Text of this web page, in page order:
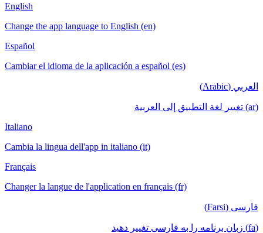
English
Change the app language to English (en)
Español
Cambiar el idioma de la aplicación a español (es)
العربي (Arabic)
(ar) تغيير لغة التطبيق إلى العربية
Italiano
Cambia la lingua dell'app in italiano (it)
Français
Changer la langue de l'application en français (fr)
فارسی (Farsi)
(fa) زبان برنامه را به فارسی تغییر دهید